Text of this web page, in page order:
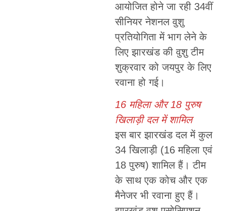
आयोजित होने जा रही 34वीं
सीनियर नेशनल वुशु
प्रतियोगिता में भाग लेने के
लिए झारखंड की वुशु टीम
शुक्रवार को जयपुर के लिए
रवाना हो गई।
16 महिला और 18 पुरुष
खिलाड़ी दल में शामिल
इस बार झारखंड दल में कुल
34 खिलाड़ी (16 महिला एवं
18 पुरुष) शामिल हैं। टीम
के साथ एक कोच और एक
मैनेजर भी रवाना हुए हैं।